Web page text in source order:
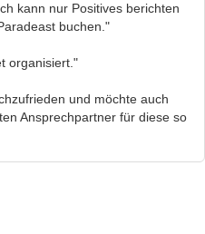
kann nur Positives berichten
buchen."
organisiert."
und möchte auch
Ansprechpartner für diese so